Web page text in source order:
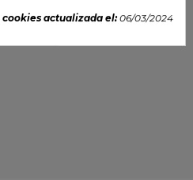
actualizada el:06/03/2024